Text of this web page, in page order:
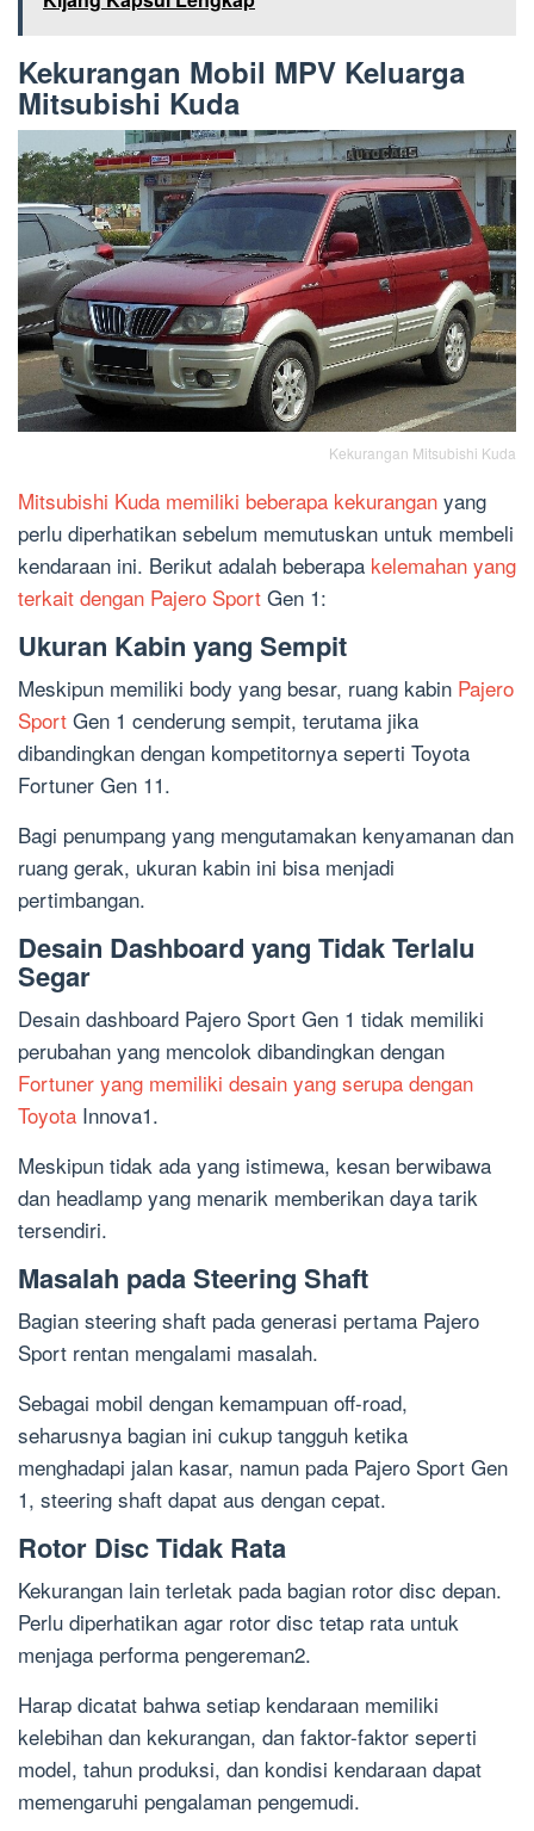
Kekurangan Mobil MPV Keluarga
Mitsubishi Kuda
Kekurangan Mitsubishi Kuda
Mitsubishi Kuda memiliki beberapa kekurangan yang
perlu diperhatikan sebelum memutuskan untuk membeli
kendaraan ini. Berikut adalah beberapa kelemahan yang
terkait dengan Pajero Sport Gen 1:
Ukuran Kabin yang Sempit
Meskipun memiliki body yang besar, ruang kabin Pajero
Sport Gen 1 cenderung sempit, terutama jika
dibandingkan dengan kompetitornya seperti Toyota
Fortuner Gen 11.
Bagi penumpang yang mengutamakan kenyamanan dan
ruang gerak, ukuran kabin ini bisa menjadi
pertimbangan.
Desain Dashboard yang Tidak Terlalu
Segar
Desain dashboard Pajero Sport Gen 1 tidak memiliki
perubahan yang mencolok dibandingkan dengan
Fortuner yang memiliki desain yang serupa dengan
Toyota Innova1.
Meskipun tidak ada yang istimewa, kesan berwibawa
dan headlamp yang menarik memberikan daya tarik
tersendiri.
Masalah pada Steering Shaft
Bagian steering shaft pada generasi pertama Pajero
Sport rentan mengalami masalah.
Sebagai mobil dengan kemampuan off-road,
seharusnya bagian ini cukup tangguh ketika
menghadapi jalan kasar, namun pada Pajero Sport Gen
1, steering shaft dapat aus dengan cepat.
Rotor Disc Tidak Rata
Kekurangan lain terletak pada bagian rotor disc depan.
Perlu diperhatikan agar rotor disc tetap rata untuk
menjaga performa pengereman2.
Harap dicatat bahwa setiap kendaraan memiliki
kelebihan dan kekurangan, dan faktor-faktor seperti
model, tahun produksi, dan kondisi kendaraan dapat
memengaruhi pengalaman pengemudi.